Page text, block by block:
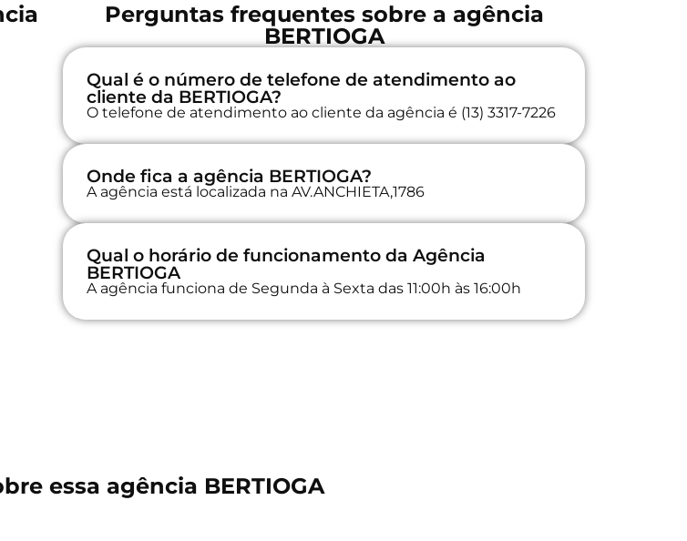
Perguntas frequentes sobre a agência
BERTIOGA
Qual é o número de telefone de atendimento ao
cliente da BERTIOGA?
O telefone de atendimento ao cliente da agência é (13) 3317-7226
Onde fica a agência BERTIOGA?
A agência está localizada na AV.ANCHIETA,1786
Qual o horário de funcionamento da Agência
BERTIOGA
A agência funciona de Segunda à Sexta das 11:00h às 16:00h
essa agência BERTIOGA